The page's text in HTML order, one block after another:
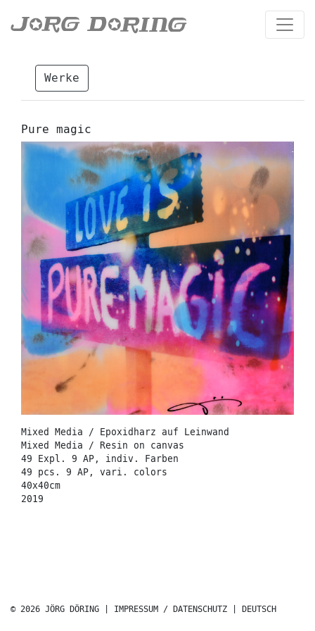
Werke
Pure magic
Mixed Media / Epoxidharz auf Leinwand
Mixed Media / Resin on canvas
49 Expl. 9 AP, indiv. Farben
49 pcs. 9 AP, vari. colors
40x40cm
2019
© 2026 JÖRG DÖRING | IMPRESSUM / DATENSCHUTZ DEUTSCH